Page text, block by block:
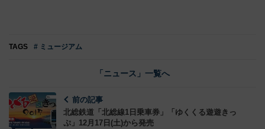
TAGS # ミュージアム
「ニュース」一覧へ
前の記事
北総鉄道「北総線1日乗車券」「ゆくくる遊遊きっ
ぷ」12月17日(土)から発売